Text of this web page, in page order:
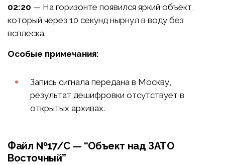
02:20 — На горизонте появился яркий объект,
который через 10 секунд нырнул в воду без
всплеска.
Особые примечания:
Запись сигнала передана в Москву,
результат дешифровки отсутствует в
открытых архивах.
Файл №17/С — “Объект над ЗАТО
Восточный”